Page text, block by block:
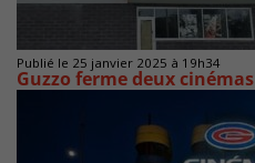
Publié le 25 janvier 2025 à 19h34
Guzzo ferme deux